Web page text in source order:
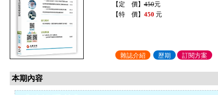
【定 價】450元
【特 價】 450 元
雜誌介紹 歷期 訂閱方案
本期內容